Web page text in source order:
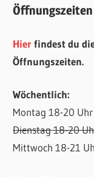
Öffnungszeiten
Hierfindest du
Öffnungszeiten.
Wöchentlich:
Montag 18-20
Dienstag 18-20
Mittwoch 18-21